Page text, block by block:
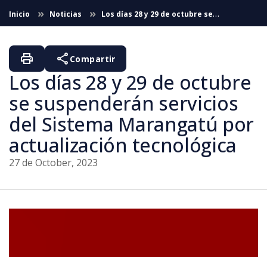
Skip to Main Content
Inicio Noticias
Los días 28 y 29 de octubre se
suspenderán servicios del Sistema Marangatú por actualización
Los días 28 y 29 de octubre
se suspenderán servicios
del Sistema Marangatú por
actualización tecnológica
27 de October, 2023
print share Compartir